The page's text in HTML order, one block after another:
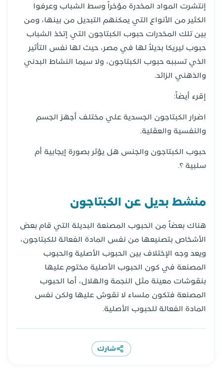
إنتشرت المواد المخدرة مؤخراً وسط الشباب وعرفوا
الكثير من الأنواع التي يمكنهم التبديل من بينها، ومن
بين تلك المخدرات حبوب الكبتاجون التي إتخذ الشباب
حبوب ليريكا بديلاً لها في مصر، حيث لها نفس التأثير
الذي تسببه حبوب الكبتاجون، ولا سيما النشاط البدني
والذهني الزائد.
إقرء أيضاً:
اضرار الكبتاجون الجسدية علي مختلف أجهز الجسم
والنفسية والعقلية.
حبوب الكبتاجون والجنس هل يؤثر بصورة إيجابية أم
سلبية ؟.
منشط بديل عن الكبتاجون
هناك بعضاً من الحبوب المصنعة البديلة التي قام بعض
الأشخاص بتصنيعها من نفس المادة الفعالة للكبتاجون،
ويعد وجه الإختلاف بين الحبوب الأصلية والحبوب
المصنعة في كون الحبوب الأصلية مختوم عليها
بنقوشات معينة مثل النجمة والهلال، أما الحبوب
المصنعة فتكون ملساء لا نقوش عليها ولكن نفس
المادة الفعالة للحبوب الأصلية.
شارك